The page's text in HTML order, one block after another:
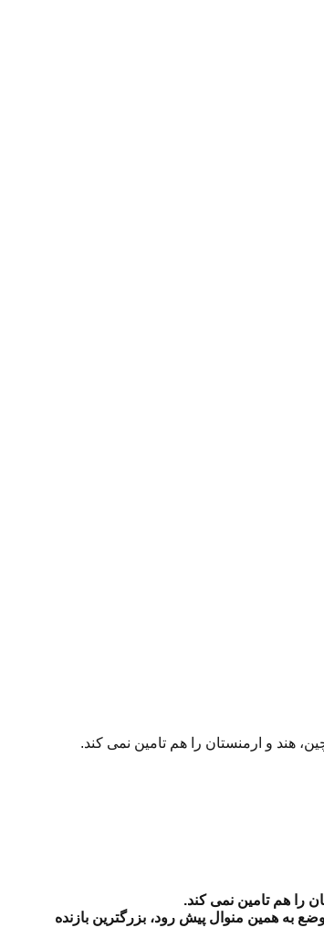
هند و ارمنستان را هم تامین نمی کند.
را هم تامین نمی کند.
به همین منوال پیش رود، بزرگترین بازنده